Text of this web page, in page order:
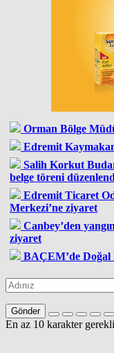
Orman Bölge
Edremit
Salih Korkut
belge töreni
Edremit Ticaret
Merkezi’ne ziyaret
Canbey’den
ziyaret
BAÇEM’de
Gönder
En az 10 karakter gerekli